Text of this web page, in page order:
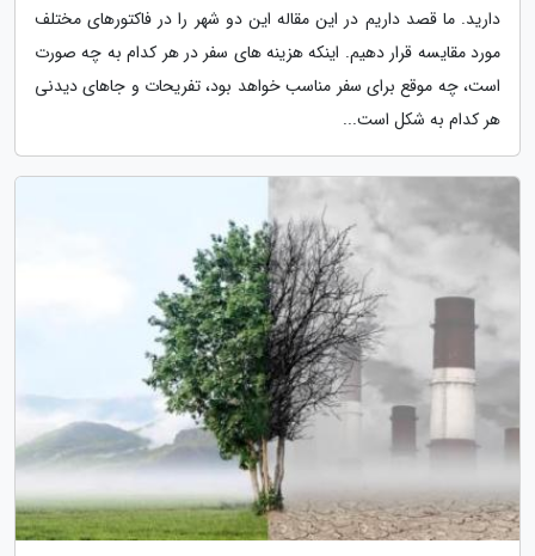
دارید. ما قصد داریم در این مقاله این دو شهر را در فاکتورهای مختلف
مورد مقایسه قرار دهیم. اینکه هزینه های سفر در هر کدام به چه صورت
است، چه موقع برای سفر مناسب خواهد بود، تفریحات و جاهای دیدنی
هر کدام به شکل است...